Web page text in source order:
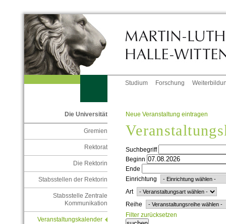
Studium Forschung
Die Universität
Gremien
Rektorat
Die Rektorin
Stabsstellen der Rektorin
Stabsstelle Zentrale
Kommunikation
Veranstaltungskalender
Neue Veranstaltung eintragen
Suchbegriff
Beginn
Ende
Einrichtung
Art
Reihe
Filter zurücksetzen